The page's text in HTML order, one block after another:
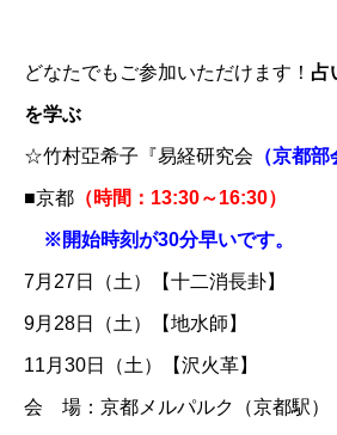
どなたでもご参加いただけます！ 占
を学ぶ
​☆竹村亞希子『易経研究会 （京都部
■京都 （時間：13:30～16:30）
※開始時刻が30分早いです。​
7月27日（土）【十二消長卦】
9月28日（土）【地水師】
11月30日（土）【沢火革】
会 場：京都メルパルク（京都駅）